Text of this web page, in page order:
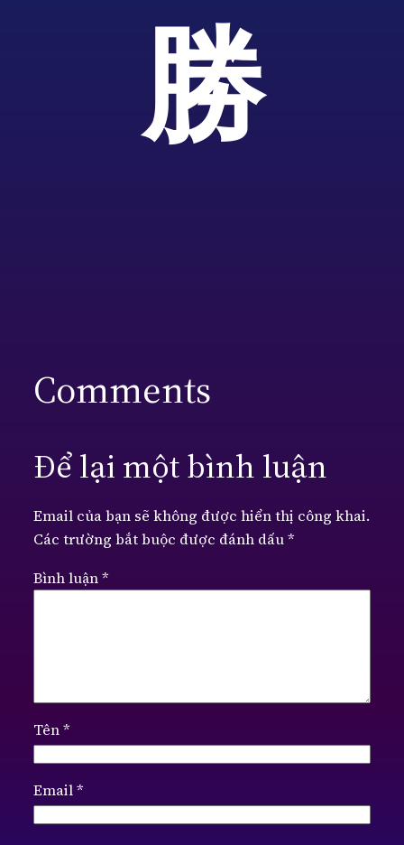
勝
Comments
Để lại một bình luận
Email của bạn sẽ không được hiển thị công khai.
Các trường bắt buộc được đánh dấu*
Bình luận*
Tên*
Email*